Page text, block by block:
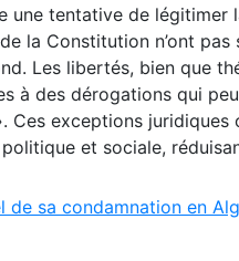
une tentative de légitimer
la Constitution n’ont
Les libertés, bien que
à des dérogations qui
Ces exceptions juridiques
et sociale,
de sa condamnation en